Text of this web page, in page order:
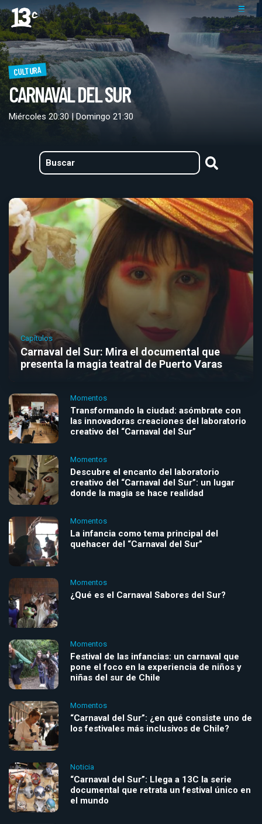
CULTURA
CARNAVAL DEL SUR
Miércoles 20:30 | Domingo 21:30
Capítulos
Carnaval del Sur: Mira el documental que
presenta la magia teatral de Puerto Varas
Momentos
Transformando la ciudad: asómbrate con
las innovadoras creaciones del laboratorio
creativo del “Carnaval del Sur”
Momentos
Descubre el encanto del laboratorio
creativo del “Carnaval del Sur”: un lugar
donde la magia se hace realidad
Momentos
La infancia como tema principal del
quehacer del “Carnaval del Sur”
Momentos
¿Qué es el Carnaval Sabores del Sur?
Momentos
Festival de las infancias: un carnaval que
pone el foco en la experiencia de niños y
niñas del sur de Chile
Momentos
“Carnaval del Sur”: ¿en qué consiste uno de
los festivales más inclusivos de Chile?
Noticia
“Carnaval del Sur”: Llega a 13C la serie
documental que retrata un festival único en
el mundo